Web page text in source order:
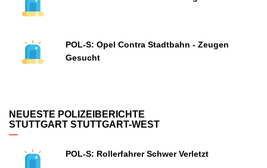
POL-S: Opel Contra Stadtbahn - Zeugen
Gesucht
NEUESTE POLIZEIBERICHTE
STUTTGART STUTTGART-WEST
POL-S: Rollerfahrer Schwer Verletzt